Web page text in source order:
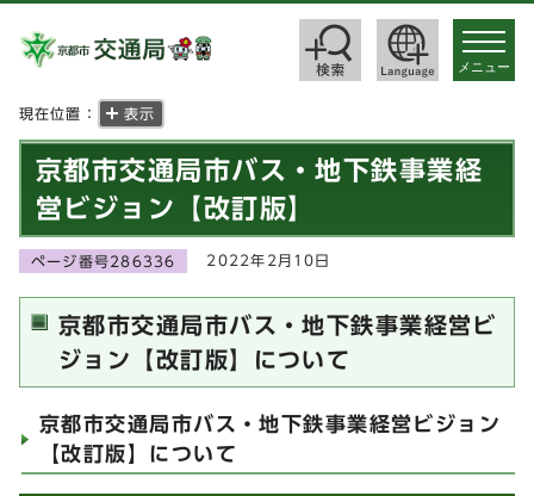
toggle
メニュー
現在位置： 表示
京都市交通局市バス・地下鉄事業経
営ビジョン【改訂版】
ページ番号286336 2022年2月10日
京都市交通局市バス・地下鉄事業経営ビ
ジョン【改訂版】について
京都市交通局市バス・地下鉄事業経営ビジョン
【改訂版】について